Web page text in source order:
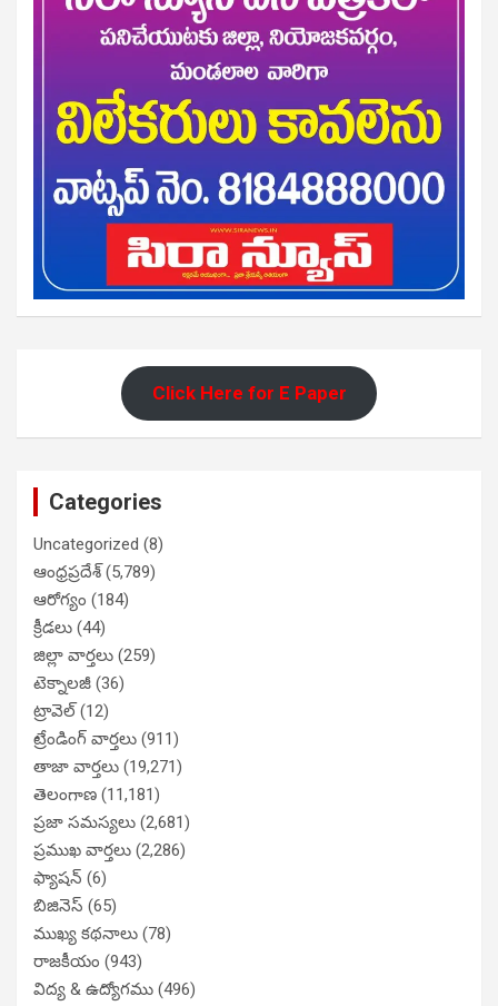
Click Here for E Paper
Categories
Uncategorized (8)
ఆంధ్రప్రదేశ్(5,789)
ఆరోగ్యం (184)
క్రీడలు (44)
జిల్లా వార్తలు (259)
టెక్నాలజీ (36)
ట్రావెల్(12)
ట్రేండింగ్ వార్తలు (911)
తాజా వార్తలు (19,271)
తెలంగాణ (11,181)
ప్రజా సమస్యలు (2,681)
ప్రముఖ వార్తలు (2,286)
ఫ్యాషన్ (6)
బిజినెస్ (65)
ముఖ్య కథనాలు (78)
రాజకీయం (943)
విద్య & ఉద్యోగము (496)